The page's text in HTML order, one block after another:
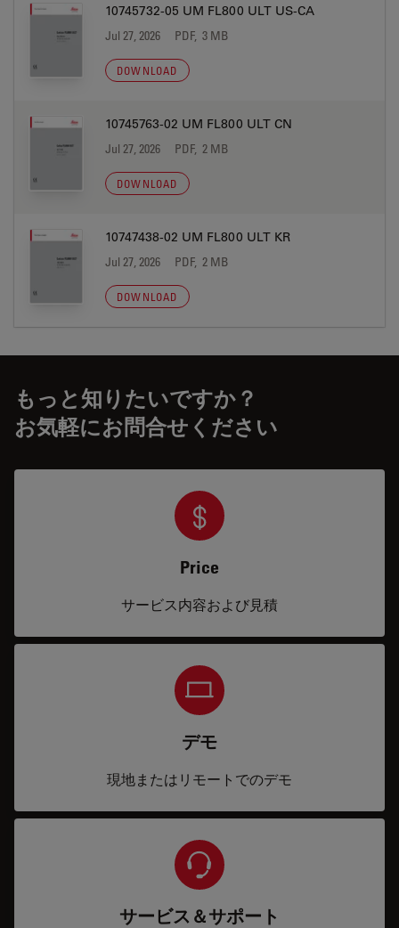
10745732-05 UM FL800 ULT US-CA
Jul 27, 2026 PDF, 3 MB
DOWNLOAD
10745763-02 UM FL800 ULT CN
Jul 27, 2026 PDF, 2 MB
DOWNLOAD
10747438-02 UM FL800 ULT KR
Jul 27, 2026 PDF, 2 MB
DOWNLOAD
もっと知りたいですか？
お気軽にお問合せください
Price
サービス内容および見積
デモ
現地またはリモートでのデモ
サービス＆サポート